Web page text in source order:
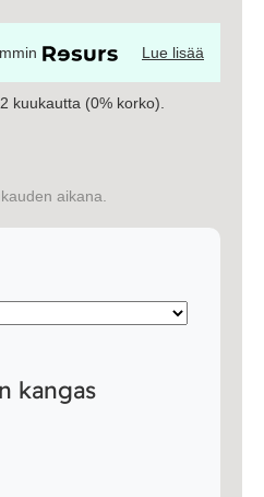
|Ostoskori
Lue lisää
kuukautta (0% korko).
aikana.
kangas